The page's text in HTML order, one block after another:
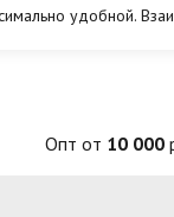
удобной.
Опт от 10 000